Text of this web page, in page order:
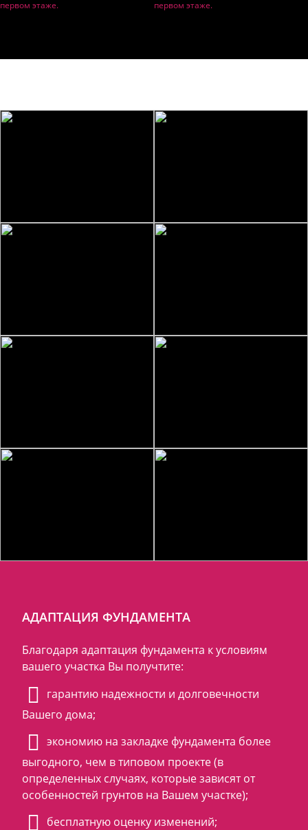
АДАПТАЦИЯ ФУНДАМЕНТА
Благодаря адаптация фундамента к условиям
вашего участка Вы получтите:
гарантию надежности и долговечности
Вашего дома;
экономию на закладке фундамента более
выгодного, чем в типовом проекте (в
определенных случаях, которые зависят от
особенностей грунтов на Вашем участке);
бесплатную оценку изменений;